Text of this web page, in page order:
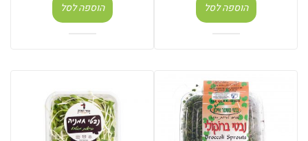
הוספה לסל הוספה לסל